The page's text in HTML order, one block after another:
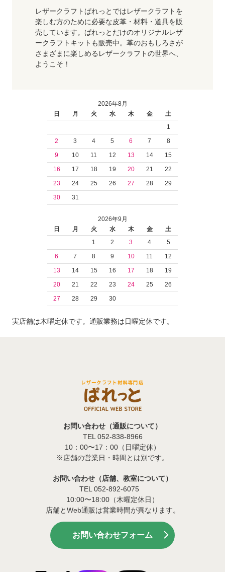
レザークラフトぱれっとではレザークラフトを
楽しむ方のために必要な皮革・材料・道具を販
売しています。ぱれっとだけのオリジナルレザ
ークラフトキットも販売中。革のおもしろさが
さまざまに楽しめるレザークラフトの世界へ、
ようこそ！
2026年8月
日
月 火 水 木 金
土
1
2
3 4 5 6 7
8
9
10 11 12 13 14
15
16
17 18 19 20 21
22
23
24 25 26 27 28
29
30
31
2026年9月
日
月 火 水 木 金
土
1
2 3 4
5
6
7 8 9 10 11
12
13
14 15 16 17 18
19
20
21 22 23 24 25
26
27
28 29 30
実店舗は木曜定休です。通販業務は日曜定休です。
お問い合わせ（通販について）
TEL 052-838-8966
10：00〜17：00（日曜定休）
※店舗の営業日・時間とは別です。
お問い合わせ（店舗、教室について）
TEL 052-892-6075
10:00〜18:00（木曜定休日）
店舗とWeb通販は営業時間が異なります。
お問い合わせフォーム